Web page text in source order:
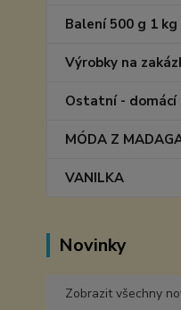
Balení 500 g 1 kg
Výrobky na
Ostatní - domácí
MÓDA Z
VANILKA
Novinky
Zobrazit všechny